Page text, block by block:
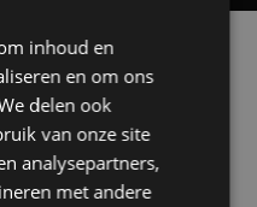
(2026), NOG WEL
de
9 versus Kia EV9: elektrische
jij nog niet over de Kia EV2
inhoud en
en om ons
delen ook
van onze site
analysepartners,
met andere